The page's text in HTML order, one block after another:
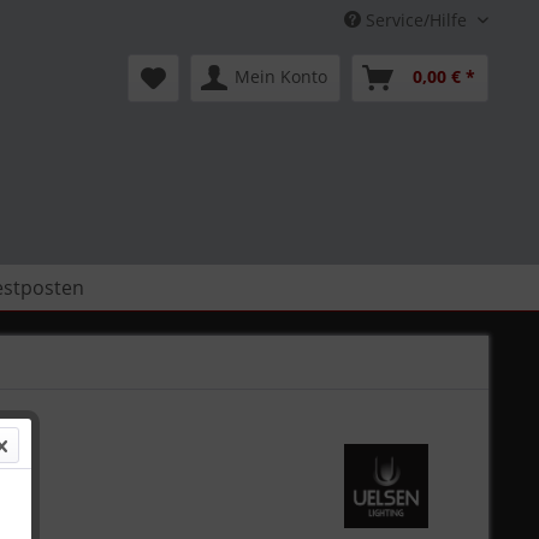
Service/Hilfe
Mein Konto 0,00 € *